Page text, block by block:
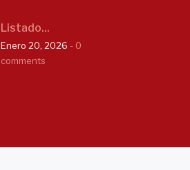
Listado...
Enero 20, 2026 - 0
comments